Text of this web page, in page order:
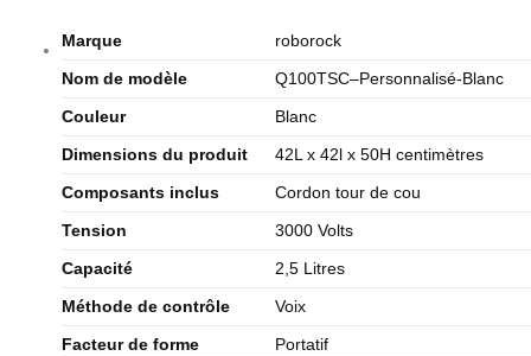
Marque
roborock
Nom de modèle
Q100TSC–Personnalisé-Blanc
Couleur
Blanc
Dimensions du produit
42L x 42l x 50H centimètres
Composants inclus
Cordon tour de cou
Tension
3000 Volts
Capacité
2,5 Litres
Méthode de contrôle
Voix
Facteur de forme
Portatif